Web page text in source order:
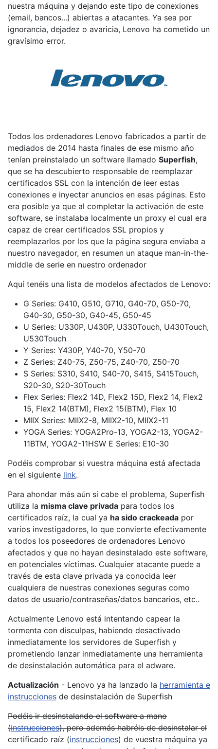
nuestra máquina y dejando este tipo de conexiones
(email, bancos...) abiertas a atacantes. Ya sea por
ignorancia, dejadez o avaricia, Lenovo ha cometido un
gravísimo error.
Todos los ordenadores Lenovo fabricados a partir de
mediados de 2014 hasta finales de ese mismo año
tenían preinstalado un software llamado Superfish,
que se ha descubierto responsable de reemplazar
certificados SSL con la intención de leer estas
conexiones e inyectar anuncios en esas páginas. Esto
era posible ya que al completar la activación de este
software, se instalaba localmente un proxy el cual era
capaz de crear certificados SSL propios y
reemplazarlos por los que la página segura enviaba a
nuestro navegador, en resumen un ataque man-in-the-
middle de serie en nuestro ordenador
Aquí tenéis una lista de modelos afectados de Lenovo:
G Series: G410, G510, G710, G40-70, G50-70,
G40-30, G50-30, G40-45, G50-45
U Series: U330P, U430P, U330Touch, U430Touch,
U530Touch
Y Series: Y430P, Y40-70, Y50-70
Z Series: Z40-75, Z50-75, Z40-70, Z50-70
S Series: S310, S410, S40-70, S415, S415Touch,
S20-30, S20-30Touch
Flex Series: Flex2 14D, Flex2 15D, Flex2 14, Flex2
15, Flex2 14(BTM), Flex2 15(BTM), Flex 10
MIIX Series: MIIX2-8, MIIX2-10, MIIX2-11
YOGA Series: YOGA2Pro-13, YOGA2-13, YOGA2-
11BTM, YOGA2-11HSW E Series: E10-30
Podéis comprobar si vuestra máquina está afectada
en el siguiente link.
Para ahondar más aún si cabe el problema, Superfish
utiliza la misma clave privada para todos los
certificados raíz, la cual ya ha sido crackeada por
varios investigadores, lo que convierte efectivamente
a todos los poseedores de ordenadores Lenovo
afectados y que no hayan desinstalado este software,
en potenciales víctimas. Cualquier atacante puede a
través de esta clave privada ya conocida leer
cualquiera de nuestras conexiones seguras como
datos de usuario/contraseñas/datos bancarios, etc..
Actualmente Lenovo está intentando capear la
tormenta con disculpas, habiendo desactivado
inmediatamente los servidores de Superfish y
prometiendo lanzar inmediatamente una herramienta
de desinstalación automática para el adware.
Actualización - Lenovo ya ha lanzado la herramienta e
instrucciones de desinstalación de Superfish
Podéis ir desinstalando el software a mano
(instrucciones), pero además habréis de desinstalar el
certificado raíz (instrucciones) de vuestra máquina ya